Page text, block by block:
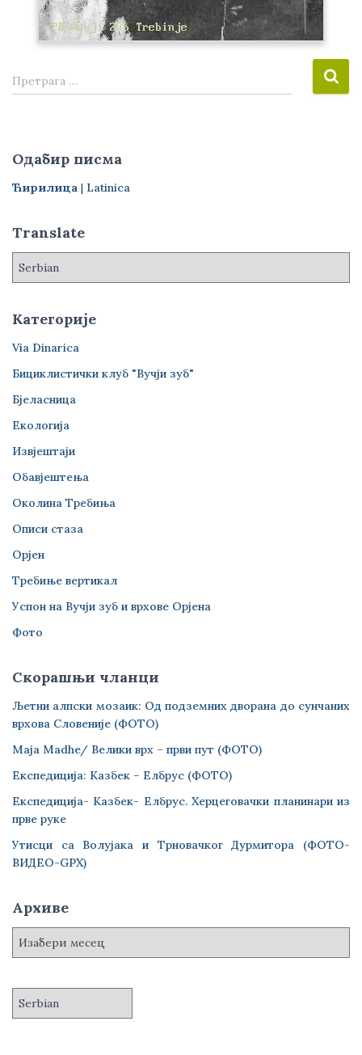
П
р
а
г
а
:
Претрага …
Одабир писма
Ћирилица | Latinica
Translate
Категорије
Via Dinarica
Бициклистички клуб "Вучји зуб"
Бјеласница
Екологија
Извјештаји
Обавјештења
Околина Требиња
Описи стаза
Орјен
Требиње вертикал
Успон на Вучји зуб и врхове Орјена
Фото
Скорашњи чланци
Љетни алпски мозаик: Од подземних дворана до сунчаних
врхова Словеније (ФОТО)
Maja Madhe/ Велики врх – први пут (ФОТО)
Експедиција: Казбек – Елбрус (ФОТО)
Експедиција- Казбек- Елбрус. Херцеговачки планинари из
прве руке
Утисци са Волујака и Трновачког Дурмитора (ФОТО-
ВИДЕО-GPX)
Архиве
А
и